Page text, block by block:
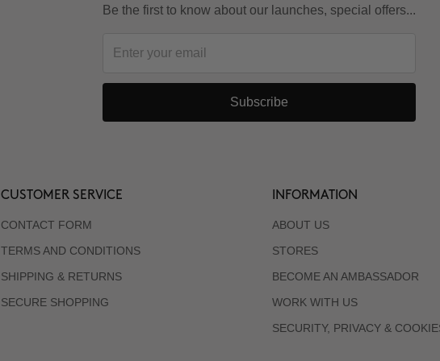
Be the first to know about our launches, special offers...
Subscribe
CUSTOMER SERVICE
CONTACT FORM
TERMS AND CONDITIONS
SHIPPING & RETURNS
SECURE SHOPPING
INFORMATION
ABOUT US
STORES
BECOME AN AMBASSADOR
WORK WITH US
SECURITY, PRIVACY &